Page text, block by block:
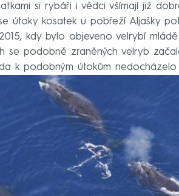
si rybáři i vědci všímají již
útoky kosatek u pobřeží Aljašky
kdy bylo objeveno velrybí
se podobně zraněných velryb
k podobným útokům nedocházelo